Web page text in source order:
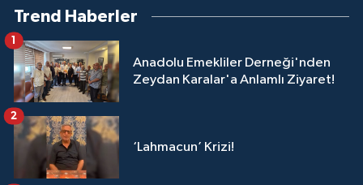
Trend Haberler
Anadolu Emekliler Derneği'nden
Zeydan Karalar'a Anlamlı Ziyaret!
1
‘Lahmacun’ Krizi!
2